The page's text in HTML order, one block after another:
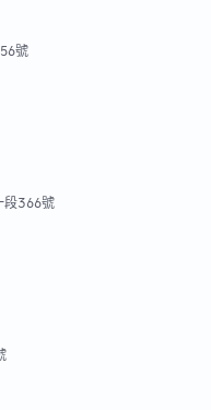
號
段366號